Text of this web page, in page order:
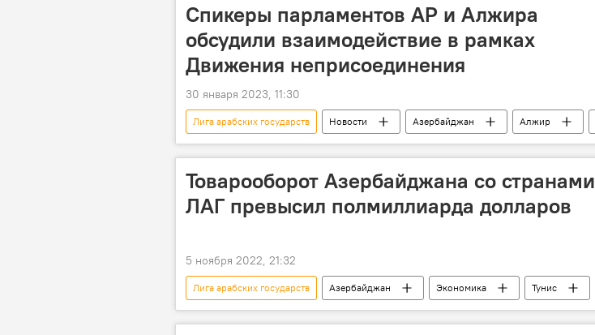
Спикеры парламентов АР и Алжира
обсудили взаимодействие в рамках
Движения неприсоединения
30 января 2023, 11:30
Лига арабских государств Новости Азербайджан Алжир
Милли Меджлис
парламент Движение неприсоединения
Товарооборот Азербайджана со странами
ЛАГ превысил полмиллиарда долларов
5 ноября 2022, 21:32
Лига арабских государств Азербайджан Экономика Тунис
Ливия